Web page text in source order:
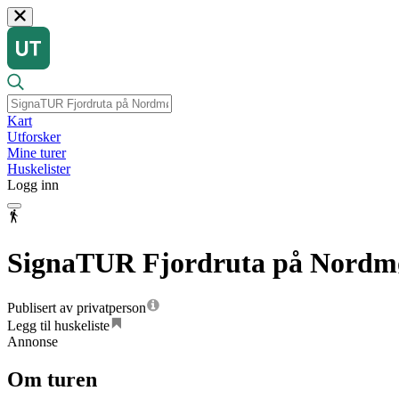
Kart
Utforsker
Mine turer
Huskelister
Logg inn
SignaTUR Fjordruta på
Publisert av privatperson
Legg til huskeliste
Annonse
Om turen